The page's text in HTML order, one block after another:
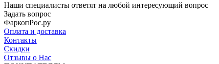
Наши специалисты ответят на любой интересующий вопрос
Задать вопрос
ФаркопРос.ру
Оплата и доставка
Контакты
Скидки
Отзывы о Нас